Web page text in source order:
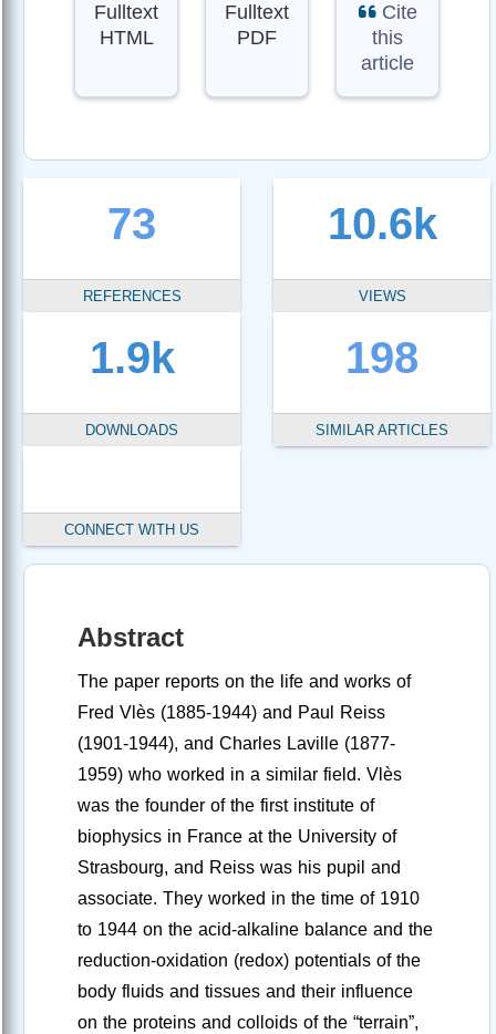
Fulltext
HTML
Fulltext
PDF
Cite
this
article
73
REFERENCES
10.6k
VIEWS
1.9k
DOWNLOADS
198
SIMILAR ARTICLES
CONNECT WITH US
Abstract
The paper reports on the life and works of
Fred Vlès (1885-1944) and Paul Reiss
(1901-1944), and Charles Laville (1877-
1959) who worked in a similar field. Vlès
was the founder of the first institute of
biophysics in France at the University of
Strasbourg, and Reiss was his pupil and
associate. They worked in the time of 1910
to 1944 on the acid-alkaline balance and the
reduction-oxidation (redox) potentials of the
body fluids and tissues and their influence
on the proteins and colloids of the “terrain”,